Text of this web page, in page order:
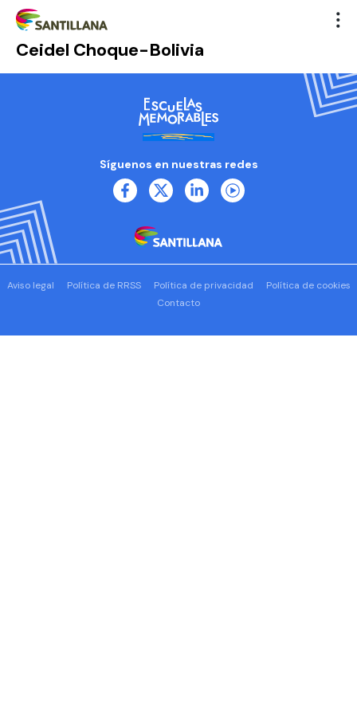
Ceidel Choque-Bolivia
Síguenos en nuestras redes
Aviso legal Política de RRSS Política de privacidad
Política de cookies
Contacto